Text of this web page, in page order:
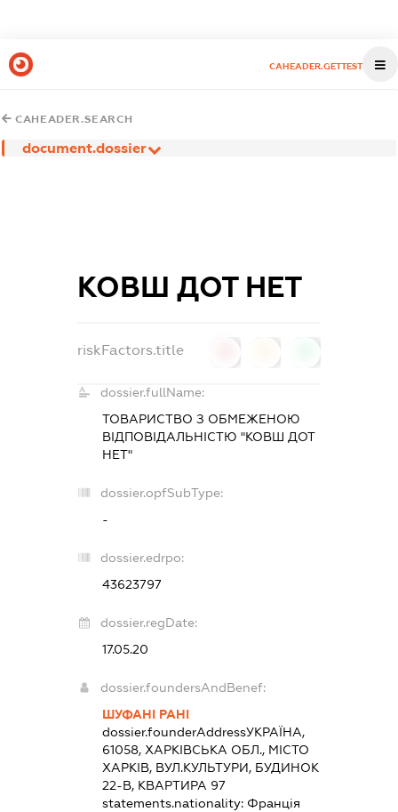
CAHEADER.GETTEST
CAHEADER.SEARCH
document.dossier
КОВШ ДОТ НЕТ
riskFactors.title
dossier.fullName:
ТОВАРИСТВО З ОБМЕЖЕНОЮ
ВІДПОВІДАЛЬНІСТЮ "КОВШ ДОТ
НЕТ"
dossier.opfSubType:
-
dossier.edrpo:
43623797
dossier.regDate:
17.05.20
dossier.foundersAndBenef:
ШУФАНІ РАНІ
dossier.founderAddressУКРАЇНА,
61058, ХАРКІВСЬКА ОБЛ., МІСТО
ХАРКІВ, ВУЛ.КУЛЬТУРИ, БУДИНОК
22-В, КВАРТИРА 97
statements.nationality: Франція